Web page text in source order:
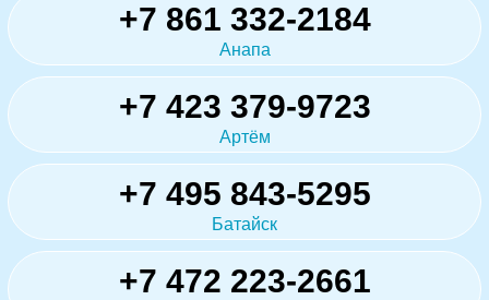
+7 861 332-2184
Анапа
+7 423 379-9723
Артём
+7 495 843-5295
Батайск
+7 472 223-2661